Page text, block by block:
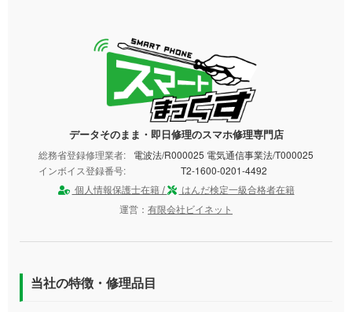
データそのまま・即日修理のスマホ修理専門店
総務省登録修理業者:
電波法/R000025 電気通信事業法/T000025
インボイス登録番号:
T2-1600-0201-4492
個人情報保護士在籍 /
はんだ検定一級合格者在籍
運営： 有限会社ビイネット
当社の特徴・修理品目